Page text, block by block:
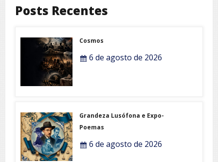
Posts Recentes
Cosmos
6 de agosto de 2026
Grandeza Lusófona e Expo-
Poemas
6 de agosto de 2026